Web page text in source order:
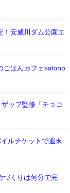
！安威川ダム公園エ
ごはんカフェsatono
ップ監修「チョコ
ルチケットで週末
づくりは何分で完